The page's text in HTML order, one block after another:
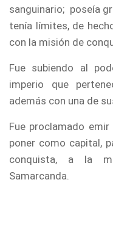
sanguinario; poseía
tenía límites, de
con la misión de
Fue subiendo al
imperio que
además con una de
Fue proclamado
poner como capital,
conquista, a la
Samarcanda.